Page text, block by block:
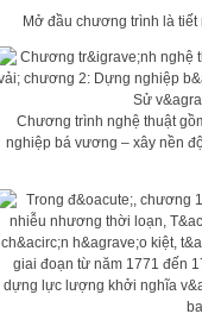
Mở đầu chương trình là tiết
Chương trình nghệ thuật
nghiệp bá vương – xây nền